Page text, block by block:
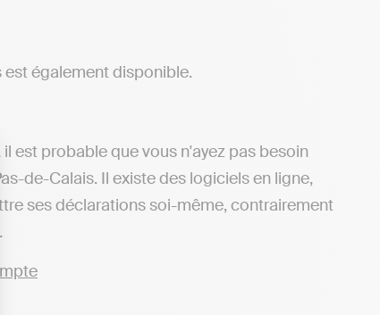
vos Options
également disponible.
est probable que vous n'ayez pas besoin
de-Calais. Il existe des logiciels en ligne,
ses déclarations soi-même, contrairement